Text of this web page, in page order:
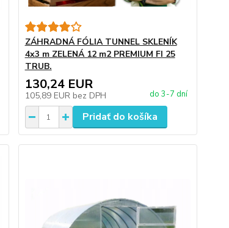
ZÁHRADNÁ FÓLIA TUNNEL SKLENÍK
4x3 m ZELENÁ 12 m2 PREMIUM FI 25
TRUB.
130,24 EUR
105,89 EUR bez DPH do 3-7 dní
Pridať do košíka